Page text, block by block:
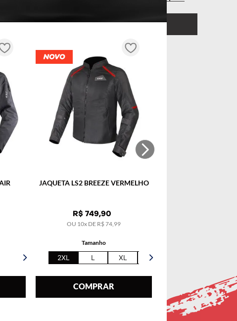
JAQUETA LS2 BREEZE VERMELHO
R$ 749,90
OU 10x DE R$74,99
Tamanho
2XL L XL 5XL
COMPRAR
COMPRAR